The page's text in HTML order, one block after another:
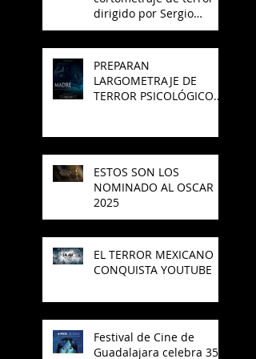
dirigido por Sergio
Arroyo, es seleccionado
Film Project México
PREPARAN
LARGOMETRAJE DE
TERROR PSICOLÓGICO
ESTOS SON LOS
NOMINADO AL OSCAR
2025
EL TERROR MEXICANO
CONQUISTA YOUTUBE
Festival de Cine de
Guadalajara celebra 35